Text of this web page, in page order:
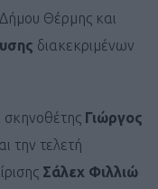
Θέρμης και
διακεκριμένων
σκηνοθέτης Γιώργος
την τελετή
Σάλεχ Φιλλιώ